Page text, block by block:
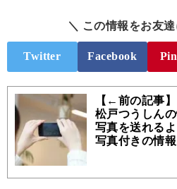
＼ この情報をお友
Twitter Facebook
【←前の記事】
松戸つうしん
写真を送れる
写真付きの情